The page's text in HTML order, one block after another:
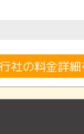
社の料金詳細